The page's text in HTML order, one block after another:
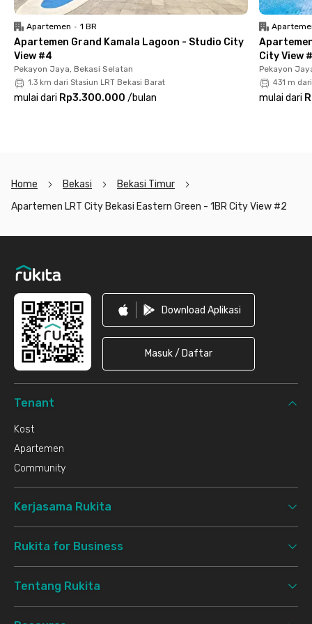
Avenue. Kalau butuh layanan kesehatan, ada Primaya Hospital
Bekasi Barat yang bisa kamu jangkau dalam 18 menit. Bahkan
ke Bandara Halim pun cuma butuh waktu kurang dari 30 menit!
Dengan lokasi strategis, fasilitas lengkap, dan kemudahan
akses ke mana-mana, Apartemen LRT City Bekasi Eastern
Green - 1BR City View #2 adalah pilihan tepat buat kamu yang
cari hunian modern dan efisien di Bekasi. Yuk, booking unitnya
Apartemen • 1 BR
Apartemen Grand Kamala Lagoon - Studio City
View #4
Pekayon Jaya, Bekasi Selatan
1.3 km dari Stasiun LRT Bekasi Barat
mulai dari Rp3.300.000 /bulan
City View
Pekayon
431 m
mulai dari
Home Bekasi
Bekasi Timur
Apartemen LRT City Bekasi Eastern Green - 1BR City View #2
Download Aplikasi
Masuk / Daftar
Tenant
Kost
Apartemen
Community
Kerjasama Rukita
Rukita for Business
Tentang Rukita